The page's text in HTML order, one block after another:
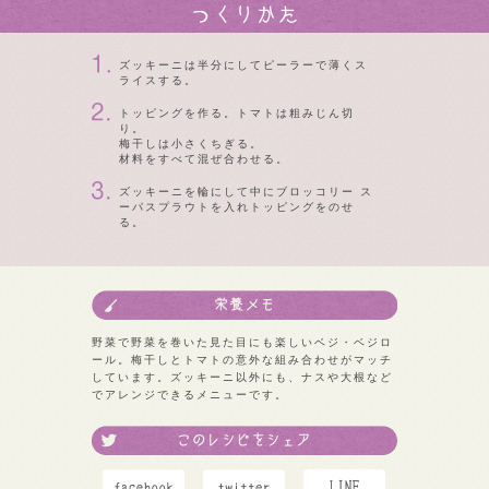
ズッキーニは半分にしてピーラーで薄くス
ライスする。
トッピングを作る。トマトは粗みじん切
り。
梅干しは小さくちぎる。
材料をすべて混ぜ合わせる。
ズッキーニを輪にして中にブロッコリー ス
ーパスプラウトを入れトッピングをのせ
る。
野菜で野菜を巻いた見た目にも楽しいベジ・ベジロ
ール。梅干しとトマトの意外な組み合わせがマッチ
しています。ズッキーニ以外にも、ナスや大根など
でアレンジできるメニューです。